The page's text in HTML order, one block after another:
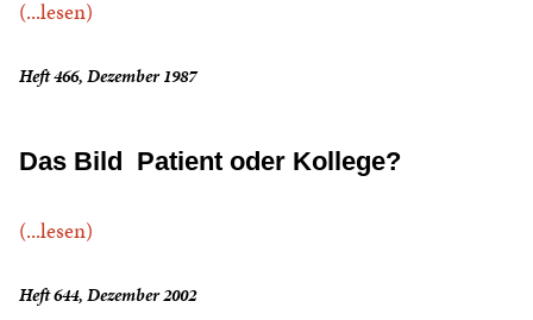
(...lesen)
Heft 466, Dezember 1987
Das Bild ­ Patient oder Kollege?
(...lesen)
Heft 644, Dezember 2002